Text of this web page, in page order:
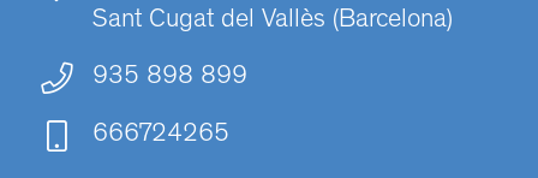
Sant Cugat del Vallès (Barcelona)
935 898 899
666724265